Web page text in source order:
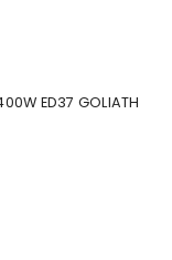
ED37 GOLIATH